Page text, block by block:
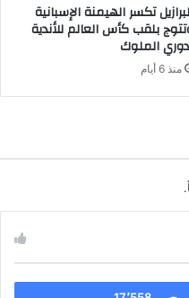
تكسر الهيمنة الإسبانية
بلقب كأس العالم للأندية
الملوك
منذ 6 أيام